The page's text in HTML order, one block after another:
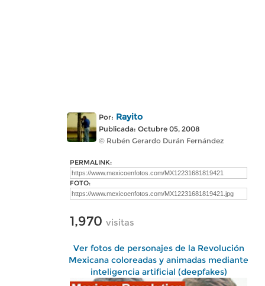
Por: Rayito
Publicada: Octubre 05, 2008
© Rubén Gerardo Durán Fernández
PERMALINK:
FOTO:
1,970 visitas
Ver fotos de personajes de la Revolución
Mexicana coloreadas y animadas mediante
inteligencia artificial (deepfakes)